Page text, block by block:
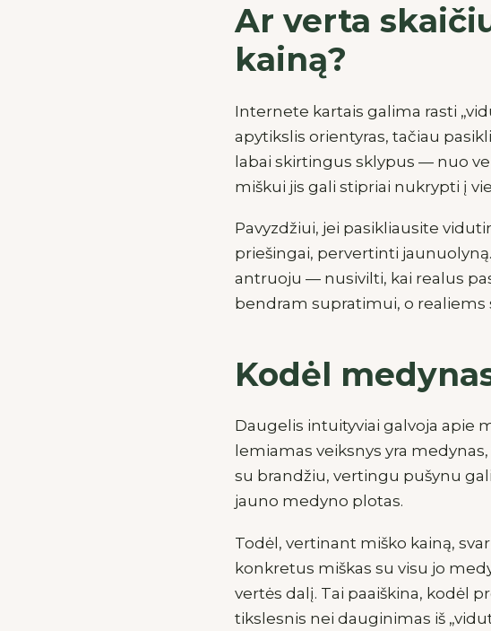
Ar verta
kainą?
Internete kartais galima rasti
apytikslis orientyras, tačiau
labai skirtingus sklypus — nuo
miškui jis gali stipriai nukrypti į
Pavyzdžiui, jei pasikliausite
priešingai, pervertinti
antruoju — nusivilti, kai realus
bendram supratimui, o
Kodėl
Daugelis intuityviai galvoja apie
lemiamas veiksnys yra
su brandžiu, vertingu pušynu
jauno medyno plotas.
Todėl, vertinant miško kainą,
konkretus miškas su visu jo
vertės dalį. Tai paaiškina, kodėl
tikslesnis nei dauginimas iš